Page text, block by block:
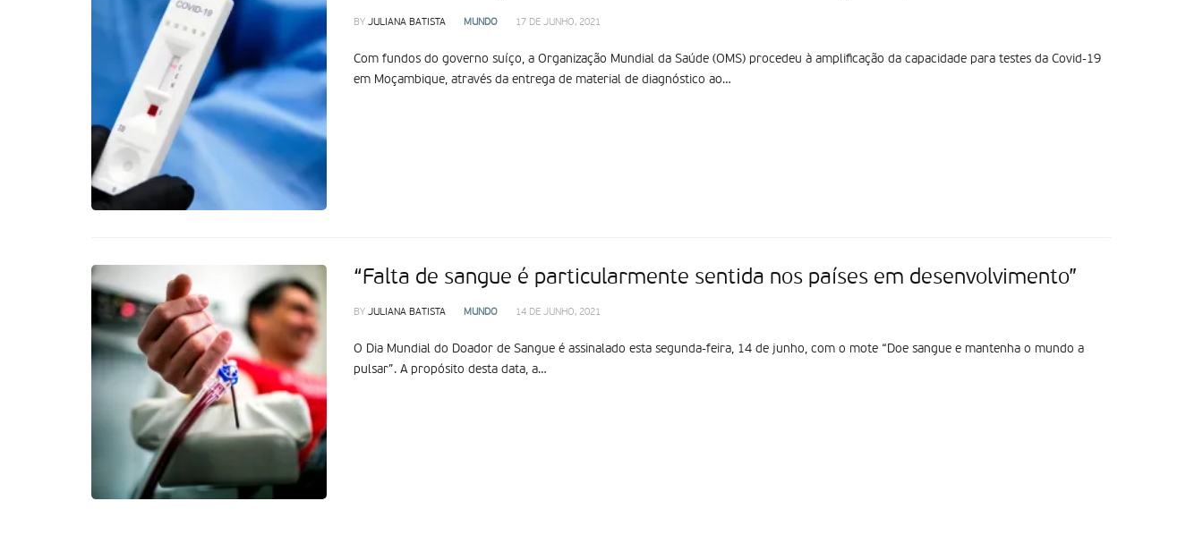
BY JULIANA BATISTA MUNDO 17 DE JUNHO, 2021
Com fundos do governo suíço, a Organização Mundial da Saúde (OMS) procedeu à amplificação da capacidade para testes da Covid-19
em Moçambique, através da entrega de material de diagnóstico ao…
“Falta de sangue é particularmente sentida nos países em desenvolvimento”
BY JULIANA BATISTA MUNDO 14 DE JUNHO, 2021
O Dia Mundial do Doador de Sangue é assinalado esta segunda-feira, 14 de junho, com o mote “Doe sangue e mantenha o mundo a
pulsar”. A propósito desta data, a…